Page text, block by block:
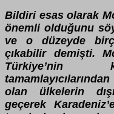
Bildiri esas olarak
önemli olduğunu
ve o düzeyde
çıkabilir demişti.
Türkiye’nin
olan ülkelerin
geçerek